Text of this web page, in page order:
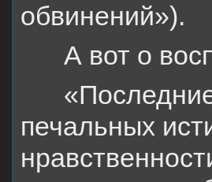
обвинений»).
А вот о
печальных